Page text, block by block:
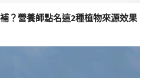
？營養師點名這2種植物來源效果